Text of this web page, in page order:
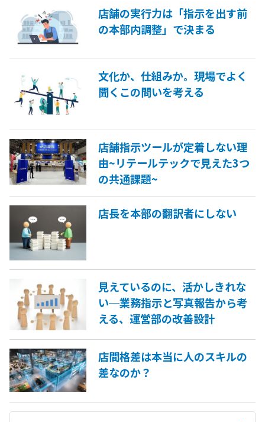
店舗の実行力は「指示を出す前
の本部内調整」で決まる
文化か、仕組みか。現場でよく
聞くこの問いを考える
店舗指示ツールが定着しない理
由~リテールテックで見えた3つ
の共通課題~
店長を本部の翻訳者にしない
見えているのに、活かしきれな
い─業務指示と写真報告から考
える、運営部の改善設計
店間格差は本当に人のスキルの
差なのか？